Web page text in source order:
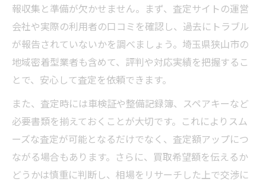
安心して中古車を売るための注意点とは
中古車査定利用時のリスク軽減ポイント
個人情報を守る中古車査定利用の注意点
中古車査定で個人情報を安全に守る方法
安心して中古車査定を利用するための工夫
情報漏洩を防ぐ中古車査定利用の注意点
中古車一括査定申込時の個人情報管理術
強引な勧誘を断る中古車査定の具体策
報収集と準備が欠かせません。まず、査定サイトの運営
会社や実際の利用者の口コミを確認し、過去にトラブル
が報告されていないかを調べましょう。埼玉県狭山市の
地域密着型業者も含めて、評判や対応実績を把握するこ
とで、安心して査定を依頼できます。
また、査定時には車検証や整備記録簿、スペアキーなど
必要書類を揃えておくことが大切です。これによりスム
ーズな査定が可能となるだけでなく、査定額アップにつ
ながる場合もあります。さらに、買取希望額を伝えるか
どうかは慎重に判断し、相場をリサーチした上で交渉に